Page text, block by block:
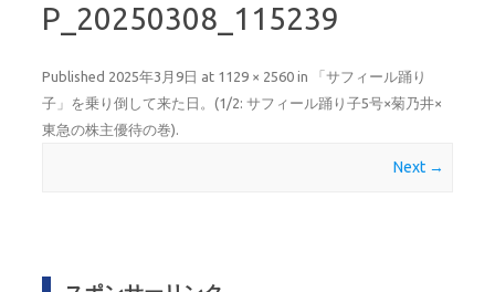
P_20250308_115239
Published 2025年3月9日 at 1129 × 2560 in
「サフィール踊り
子」を乗り倒して来た日。(1/2: サフィール踊り子5号×菊乃井×
東急の株主優待の巻).
Next →